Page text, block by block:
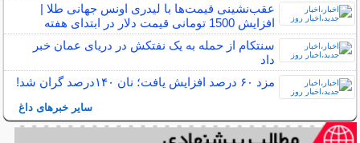
عقب‌نشینی قیمت‌ها با لیدری اونس جهانی طلا |
افزایش 1500 تومانی قیمت دلار در ابتدای هفته
سنتکام از حمله به یک نفتکش در دریای عمان خبر
داد
مزد ۶۰ درصد افزایش یافت؛ نان ۱۴۰درصد گران‌ شد!
سایر خبرهای داغ